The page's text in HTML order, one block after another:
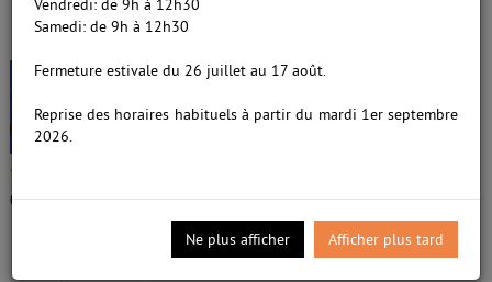
/5
0avis
Sophie, la vache musicienne /
Pennart, Geoffroy de
(1951-....). Auteur
Pennart, Geoffroy de (1951-....). Auteur
Edité parKaléidoscope. [Paris]- 1999
Vendredi: de 9h à 12h30
Samedi: de 9h à 12h30
Fermeture estivale du 26 juillet au 17 août.
Reprise des horaires habituels à partir du mardi 1er septembre
2026.
Ne plus afficher Afficher plus tard